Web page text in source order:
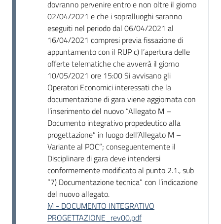
dovranno pervenire entro e non oltre il giorno
02/04/2021 e che i sopralluoghi saranno
eseguiti nel periodo dal 06/04/2021 al
16/04/2021 compresi previa fissazione di
appuntamento con il RUP c) l’apertura delle
offerte telematiche che avverrà il giorno
10/05/2021 ore 15:00 Si avvisano gli
Operatori Economici interessati che la
documentazione di gara viene aggiornata con
l’inserimento del nuovo “Allegato M –
Documento integrativo propedeutico alla
progettazione” in luogo dell’Allegato M –
Variante al POC”; conseguentemente il
Disciplinare di gara deve intendersi
conformemente modificato al punto 2.1., sub
“7) Documentazione tecnica” con l’indicazione
del nuovo allegato.
M - DOCUMENTO INTEGRATIVO
PROGETTAZIONE_rev00.pdf